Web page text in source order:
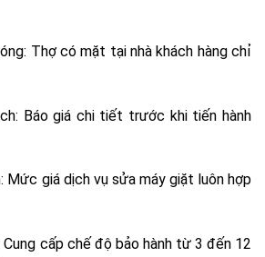
Thợ có mặt tại nhà khách hàng chỉ
Báo giá chi tiết trước khi tiến hành
Mức giá dịch vụ sửa máy giặt luôn hợp
Cung cấp chế độ bảo hành từ 3 đến 12